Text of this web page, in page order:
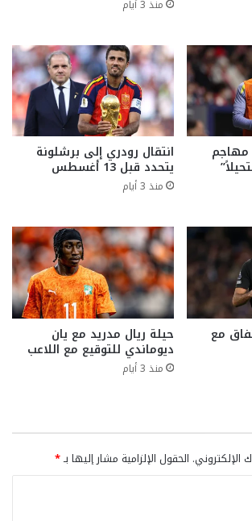
منذ 3 أيام
مهاجم انتقال رودري إلى برشلونة
يتحدد قبل 13 أغسطس
منذ 3 أيام
مع حيلة ريال مدريد مع يان
ديوماندي للتوقيع مع اللاعب
منذ 3 أيام
الإلكتروني. الحقول الإلزامية مشار إليها بـ*